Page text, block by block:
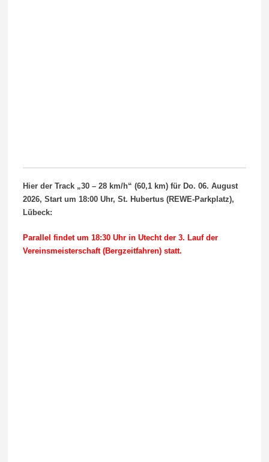
Hier der Track „30 – 28 km/h“ (60,1 km) für Do. 06. August
2026, Start um 18:00Uhr, St. Hubertus (REWE-Parkplatz),
Lübeck:
Parallel findet um 18:30 Uhr in Utecht der 3. Lauf der
Vereinsmeisterschaft (Bergzeitfahren) statt.